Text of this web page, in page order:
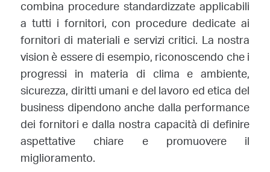
combina procedure standardizzate applicabili
a tutti i fornitori, con procedure dedicate ai
fornitori di materiali e servizi critici. La nostra
vision è essere di esempio, riconoscendo che i
progressi in materia di clima e ambiente,
sicurezza, diritti umani e del lavoro ed etica del
business dipendono anche dalla performance
dei fornitori e dalla nostra capacità di definire
aspettative chiare e promuovere il
miglioramento.